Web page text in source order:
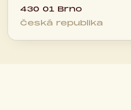
430 01 Brno
Česká republika